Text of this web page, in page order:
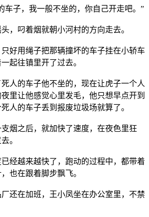
车子，我一般不坐的，你自己开走吧。”
，叼着烟就朝小河村的方向走去。
好用绳子把那辆撞坏的车子挂在小轿车
起往镇里开了过去。
人的车子他不坐的，现在让虎子一个人
里让他感觉心里发毛，他只想早点开到
人的车子丢到报废垃圾场就算了。
烟之后，就加快了速度，在夜色里狂
。
经越来越快了，跑动的过程中，都带着
也在跟着脚步飘飞。
还在加班，王小凤坐在办公室里，不禁